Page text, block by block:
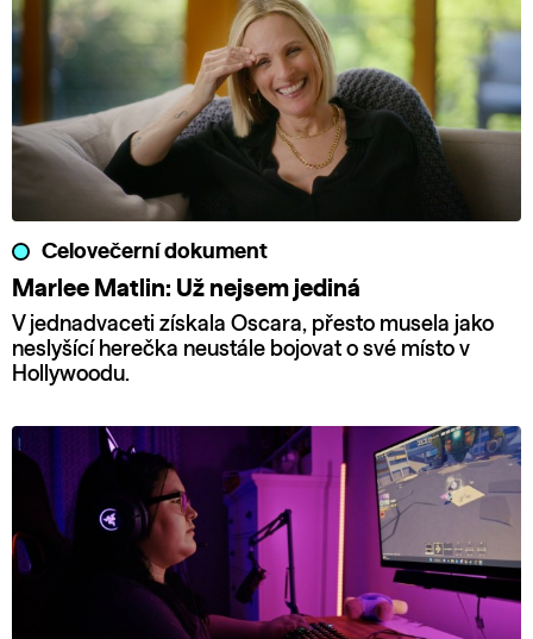
Celovečerní dokument
Marlee Matlin: Už nejsem jediná
V jednadvaceti získala Oscara, přesto musela jako
neslyšící herečka neustále bojovat o své místo v
Hollywoodu.